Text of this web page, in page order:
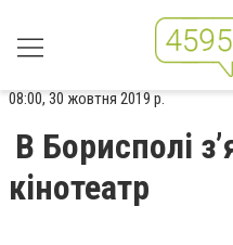
08:00, 30 жовтня 2019 р.
В Борисполі
кінотеатр